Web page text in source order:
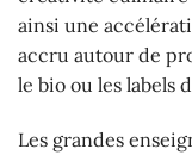
ainsi une
accru autour de
le bio ou les labels
Les grandes